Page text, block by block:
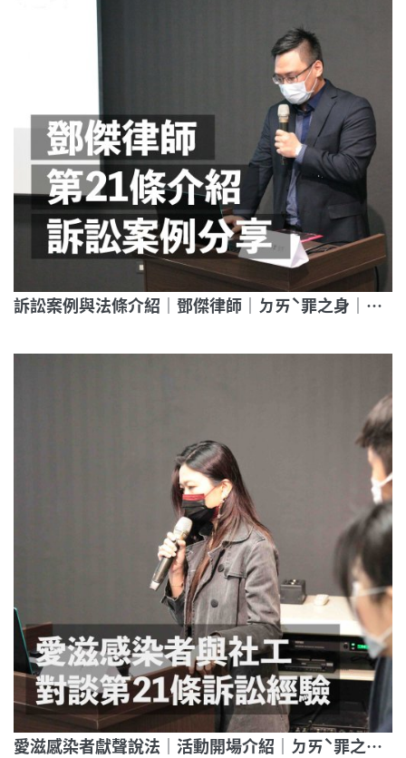
訴訟案例與法條介紹｜鄧傑律師｜ㄉㄞˋ罪之身｜帶你走進愛滋條例第21條審判現場
愛滋感染者獻聲說法｜活動開場介紹｜ㄉㄞˋ罪之身｜帶你走進愛滋條例第21條審判現場